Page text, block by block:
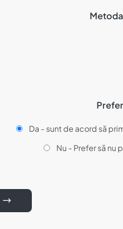
Da - sunt de acord să
Nu - Prefer să nu